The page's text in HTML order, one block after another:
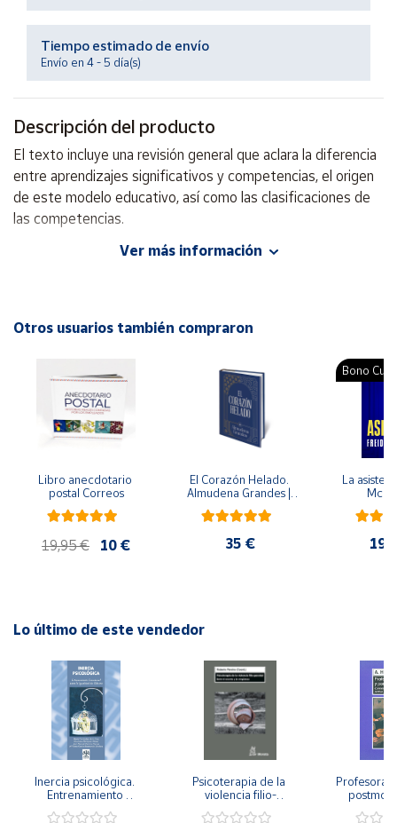
Solidarios
Centro
de ayuda
Contacto
vendedores
vendedor
Península
Baleares
Canarias,
Ceuta y
Tiempo estimado de envío
Envío en 4 - 5 día(s)
Descripción del producto
El texto incluye una revisión general que aclara la diferencia
entre aprendizajes significativos y competencias, el origen
de este modelo educativo, así como las clasificaciones de
las competencias.
Autor: Marissa Ramírez Apáez, Elsa Daniela Pérez Mendía,
ISBN: 9786071718198
Ver más información
Otros usuarios también compraron
Libro anecdotario
postal Correos
19,95 € 10 €
El Corazón Helado.
Almudena Grandes |
Edición especial de
lujo | Libro con sello y
35 €
Bono
La
Lo último de este vendedor
Inercia psicológica.
Entrenamiento
Psicoterapia de la
violencia filio-